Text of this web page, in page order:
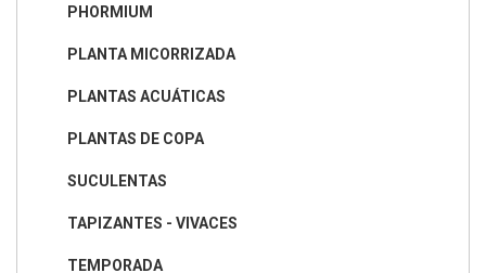
PHORMIUM
PLANTA MICORRIZADA
PLANTAS ACUÁTICAS
PLANTAS DE COPA
SUCULENTAS
TAPIZANTES - VIVACES
TEMPORADA